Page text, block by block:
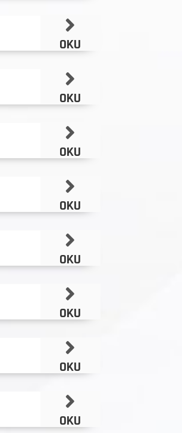
OKU
OKU
OKU
OKU
OKU
OKU
OKU
OKU